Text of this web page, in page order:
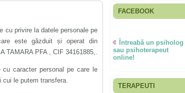
cu privire la datele personale pe
este găzduit și operat din
TAMARA PFA , CIF 34161885,.
cu caracter personal pe care le
le putem transfera.
FACEBOOK
Întreabă un psiholog
sau psihoterapeut
online!
TERAPEUTI